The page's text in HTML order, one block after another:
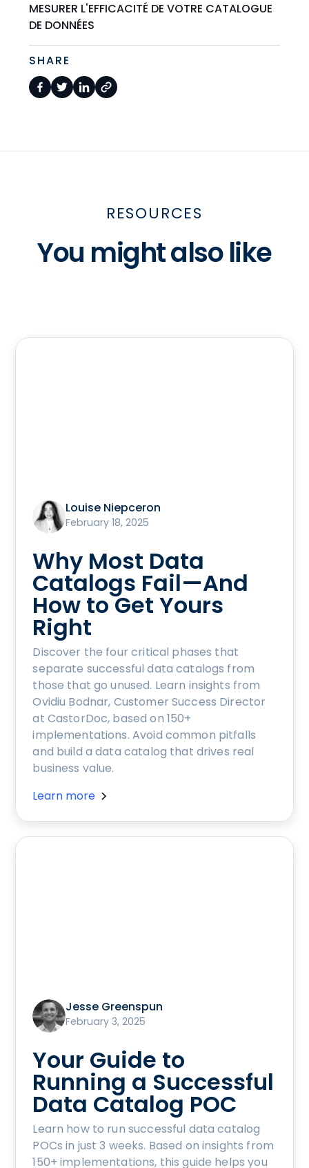
MESURER L'EFFICACITÉ DE VOTRE CATALOGUE
DE DONNÉES
SHARE
RESOURCES
You might also like
Louise Niepceron
February 18, 2025
Why Most Data
Catalogs Fail—And
How to Get Yours
Right
Discover the four critical phases that
separate successful data catalogs from
those that go unused. Learn insights from
Ovidiu Bodnar, Customer Success Director
at CastorDoc, based on 150+
implementations. Avoid common pitfalls
and build a data catalog that drives real
business value.
Learn more
Jesse Greenspun
February 3, 2025
Your Guide to
Running a Successful
Data Catalog POC
Learn how to run successful data catalog
POCs in just 3 weeks. Based on insights from
150+ implementations, this guide helps you